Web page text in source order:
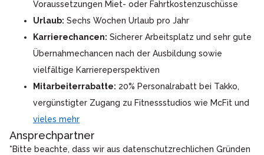
Voraussetzungen Miet- oder Fahrtkostenzuschüsse
Urlaub: Sechs Wochen Urlaub pro Jahr
Karrierechancen: Sicherer Arbeitsplatz und sehr gute
Übernahmechancen nach der Ausbildung sowie
vielfältige Karriereperspektiven
Mitarbeiterrabatte: 20% Personalrabatt bei Takko,
vergünstigter Zugang zu Fitnessstudios wie McFit und
vieles mehr
Ansprechpartner
*Bitte beachte, dass wir aus datenschutzrechlichen Gründen